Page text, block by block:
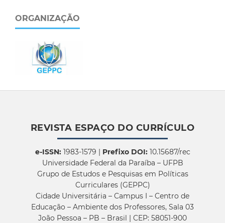
ORGANIZAÇÃO
REVISTA ESPAÇO DO CURRÍCULO
e-ISSN:1983-1579 | Prefixo DOI:10.15687/rec
Universidade Federal da Paraíba – UFPB
Grupo de Estudos e Pesquisas em Políticas
Curriculares (GEPPC)
Cidade Universitária – Campus I – Centro de
Educação – Ambiente dos Professores, Sala 03
João Pessoa – PB – Brasil | CEP: 58051-900